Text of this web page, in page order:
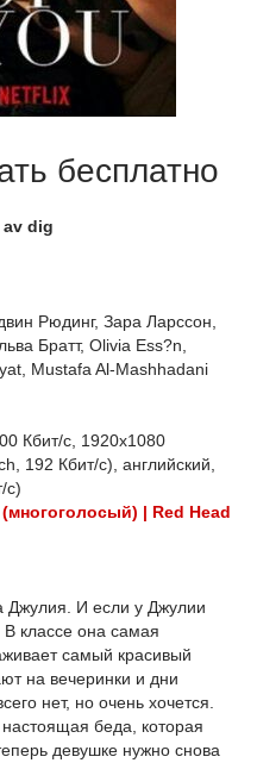
бесплатно
av dig
Рюдинг, Зара Ларссон,
Братт, Olivia Ess?n,
Mustafa Al-Mashhadani
Кбит/с, 1920x1080
192 Кбит/с), английский,
с)
| Red Head
Джулия. И если у Джулии
классе она самая
самый красивый
на вечеринки и дни
нет, но очень хочется.
беда, которая
девушке нужно снова